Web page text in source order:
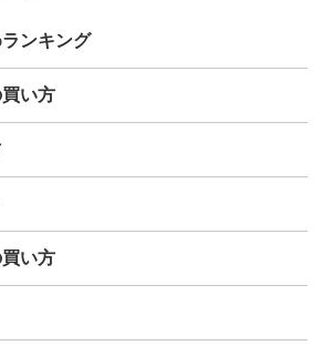
ンキング
い方
い方